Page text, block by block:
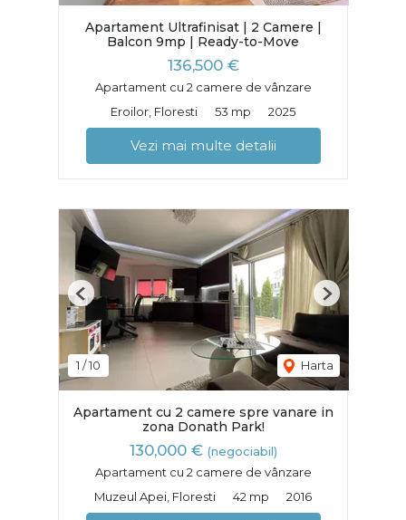
Apartament Ultrafinisat | 2 Camere |
Balcon 9mp | Ready-to-Move
136,500 €
Apartament cu 2 camere de vânzare
Eroilor, Floresti
53 mp 2025
Vezi mai multe detalii
1 /10 Harta
Previous Next
Apartament cu 2 camere spre vanare in
zona Donath Park!
130,000 € (negociabil)
Apartament cu 2 camere de vânzare
Muzeul Apei, Floresti
42 mp 2016